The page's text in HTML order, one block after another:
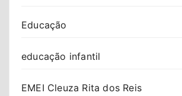
Educação
educação infantil
EMEI Cleuza Rita dos Reis